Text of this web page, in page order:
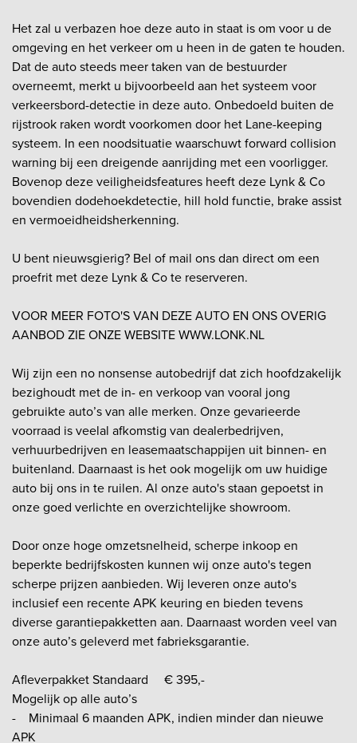
Het zal u verbazen hoe deze auto in staat is om voor u de
omgeving en het verkeer om u heen in de gaten te houden.
Dat de auto steeds meer taken van de bestuurder
overneemt, merkt u bijvoorbeeld aan het systeem voor
verkeersbord-detectie in deze auto. Onbedoeld buiten de
rijstrook raken wordt voorkomen door het Lane-keeping
systeem. In een noodsituatie waarschuwt forward collision
warning bij een dreigende aanrijding met een voorligger.
Bovenop deze veiligheidsfeatures heeft deze Lynk & Co
bovendien dodehoekdetectie, hill hold functie, brake assist
en vermoeidheidsherkenning.
U bent nieuwsgierig? Bel of mail ons dan direct om een
proefrit met deze Lynk & Co te reserveren.
VOOR MEER FOTO'S VAN DEZE AUTO EN ONS OVERIG
AANBOD ZIE ONZE WEBSITE WWW.LONK.NL
Wij zijn een no nonsense autobedrijf dat zich hoofdzakelijk
bezighoudt met de in- en verkoop van vooral jong
gebruikte auto’s van alle merken. Onze gevarieerde
voorraad is veelal afkomstig van dealerbedrijven,
verhuurbedrijven en leasemaatschappijen uit binnen- en
buitenland. Daarnaast is het ook mogelijk om uw huidige
auto bij ons in te ruilen. Al onze auto's staan gepoetst in
onze goed verlichte en overzichtelijke showroom.
Door onze hoge omzetsnelheid, scherpe inkoop en
beperkte bedrijfskosten kunnen wij onze auto's tegen
scherpe prijzen aanbieden. Wij leveren onze auto's
inclusief een recente APK keuring en bieden tevens
diverse garantiepakketten aan. Daarnaast worden veel van
onze auto’s geleverd met fabrieksgarantie.
Afleverpakket Standaard € 395,-
Mogelijk op alle auto’s
- Minimaal 6 maanden APK, indien minder dan nieuwe
APK